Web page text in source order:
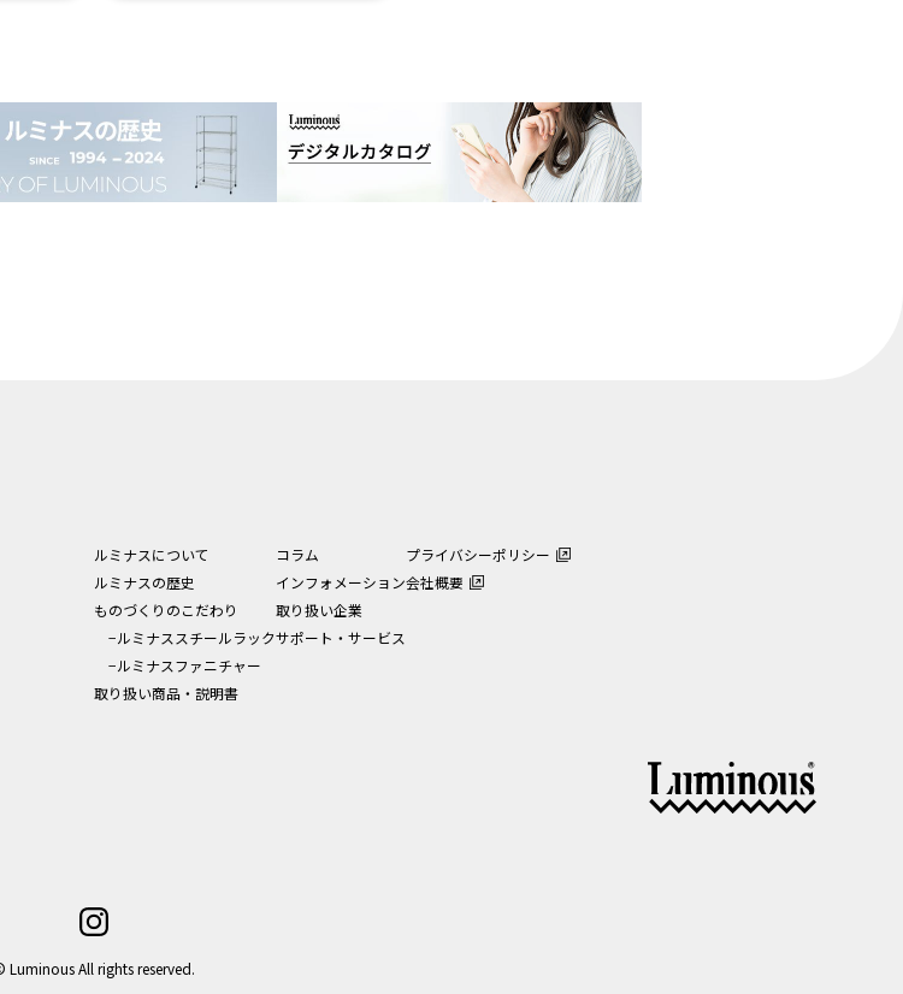
ルミナスについて
ルミナスの歴史
ものづくりのこだわり
−ルミナススチールラック
−ルミナスファニチャー
取り扱い商品・説明書
コラム
インフォメーション
取り扱い企業
サポート・サービス
プライバシーポリシー
会社概要
Luminous All rights reserved.